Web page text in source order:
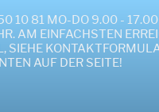
10 81 MO-DO 9.00 -
AM EINFACHSTEN
SIEHE
AUF DER SEITE!